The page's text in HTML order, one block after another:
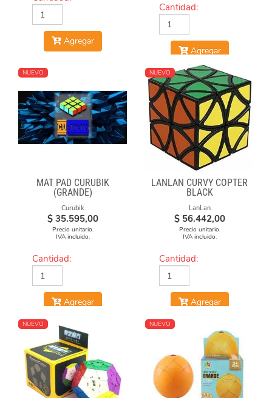
Agregar
Cantidad:
Agregar
NUEVO
MAT PAD CURUBIK
(GRANDE)
Curubik
$ 35.595,00
Precio unitario.
IVA incluido.
Cantidad:
Agregar
NUEVO
LANLAN CURVY COPTER
BLACK
LanLan
$ 56.442,00
Precio unitario.
IVA incluido.
Cantidad:
Agregar
NUEVO NUEVO